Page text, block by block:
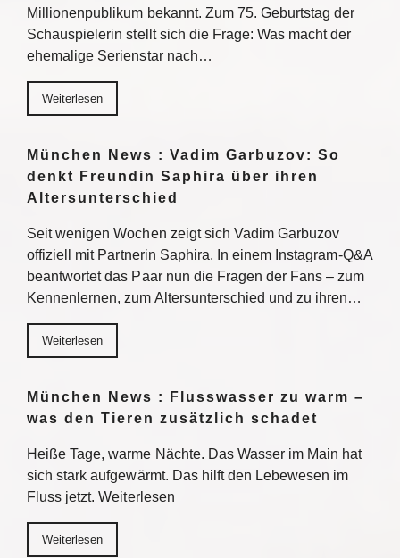
Millionenpublikum bekannt. Zum 75. Geburtstag der
Schauspielerin stellt sich die Frage: Was macht der
ehemalige Serienstar nach…
Weiterlesen
München News : Vadim Garbuzov: So
denkt Freundin Saphira über ihren
Altersunterschied
Seit wenigen Wochen zeigt sich Vadim Garbuzov
offiziell mit Partnerin Saphira. In einem Instagram-Q&A
beantwortet das Paar nun die Fragen der Fans – zum
Kennenlernen, zum Altersunterschied und zu ihren…
Weiterlesen
München News : Flusswasser zu warm –
was den Tieren zusätzlich schadet
Heiße Tage, warme Nächte. Das Wasser im Main hat
sich stark aufgewärmt. Das hilft den Lebewesen im
Fluss jetzt. Weiterlesen
Weiterlesen